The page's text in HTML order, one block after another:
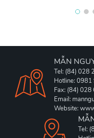
MẪN
Tel: (84) 028
Hotline:
Fax: (84)
Email:
Website:
Tel: